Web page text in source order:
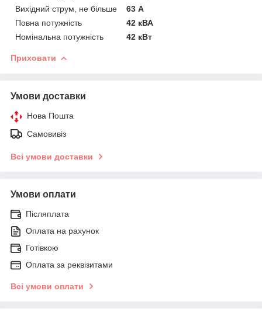
Вихідний струм, не більше
63 А
Повна потужність
42 кВА
Номінальна потужність
42 кВт
Приховати
Умови доставки
Нова Пошта
Самовивіз
Всі умови доставки
Умови оплати
Післяплата
Оплата на рахунок
Готівкою
Оплата за реквізитами
Всі умови оплати